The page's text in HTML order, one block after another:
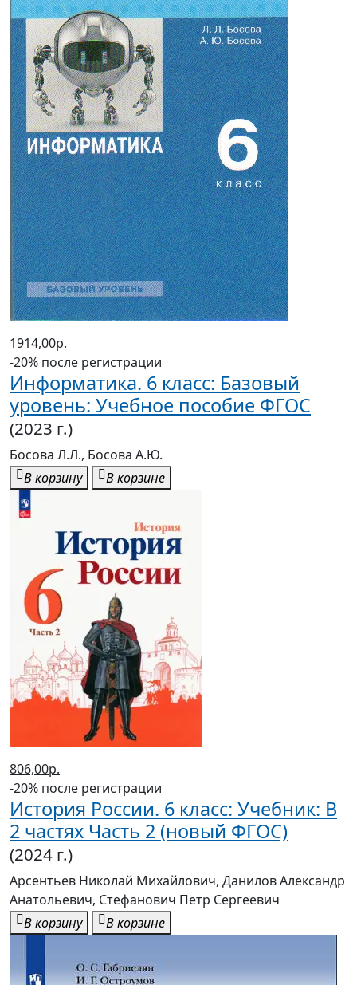
1914,00р.
-20% после регистрации
Информатика. 6 класс: Базовый
уровень: Учебное пособие ФГОС
(2023 г.)
Босова Л.Л., Босова А.Ю.
В корзину
В корзине
806,00р.
-20% после регистрации
История России. 6 класс: Учебник: В
2 частях Часть 2 (новый ФГОС)
(2024 г.)
Арсентьев Николай Михайлович, Данилов Александр
Анатольевич, Стефанович Петр Сергеевич
В корзину
В корзине